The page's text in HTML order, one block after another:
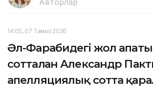
14:05, 07 Тамыз 2026
Әл-Фарабидегі жол
сотталған Александр
апелляциялық сотта